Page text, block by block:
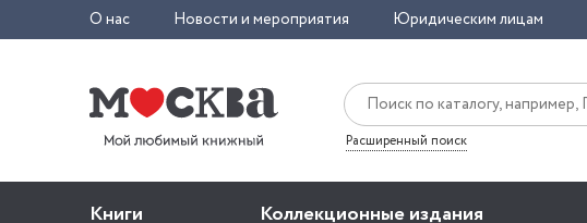
О нас Новости и мероприятия Юридическим лицам
Расширенный поиск
Книги Коллекционные издания